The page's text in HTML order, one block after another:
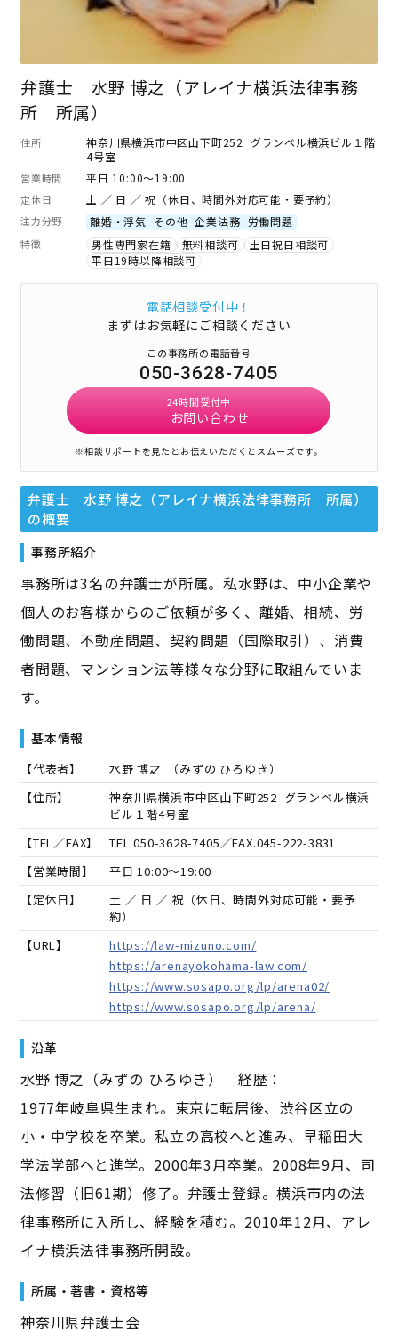
弁護士 水野 博之（アレイナ横浜法律事務
所 所属）
住所
神奈川県横浜市中区山下町252 グランベル横浜ビル１階
4号室
営業時間 平日 10:00～19:00
定休日 土 ／ 日 ／ 祝（休日、時間外対応可能・要予約）
注力分野 離婚・浮気 その他 企業法務 労働問題
特徴 男性専門家在籍 無料相談可
土日祝日相談可
平日19時以降相談可
電話相談受付中！
まずはお気軽にご相談ください
この事務所の電話番号
050-3628-7405
24時間受付中
お問い合わせ
※相談サポートを見たとお伝えいただくとスムーズです。
弁護士 水野 博之（アレイナ横浜法律事務所 所属）
の概要
事務所紹介
事務所は3名の弁護士が所属。私水野は、中小企業や
個人のお客様からのご依頼が多く、離婚、相続、労
働問題、不動産問題、契約問題（国際取引）、消費
者問題、マンション法等様々な分野に取組んでいま
す。
基本情報
【代表者】 水野 博之 （みずの ひろゆき）
【住所】
神奈川県横浜市中区山下町252 グランベル横浜
ビル１階4号室
【TEL／FAX】
TEL.050-3628-7405／FAX.045-222-3831
【営業時間】
平日 10:00～19:00
【定休日】
土 ／ 日 ／ 祝（休日、時間外対応可能・要予
約）
【URL】
https://law-mizuno.com/
https://arenayokohama-law.com/
https://www.sosapo.org/lp/arena02/
https://www.sosapo.org/lp/arena/
沿革
水野 博之（みずの ひろゆき） 経歴：
1977年岐阜県生まれ。東京に転居後、渋谷区立の
小・中学校を卒業。私立の高校へと進み、早稲田大
学法学部へと進学。2000年3月卒業。2008年9月、司
法修習（旧61期）修了。弁護士登録。横浜市内の法
律事務所に入所し、経験を積む。2010年12月、アレ
イナ横浜法律事務所開設。
所属・著書・資格等
神奈川県弁護士会